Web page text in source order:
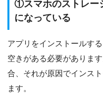
①スマホのストレー
になっている
アプリをインストールす
空きがある必要がありま
合、それが原因でインス
ます。